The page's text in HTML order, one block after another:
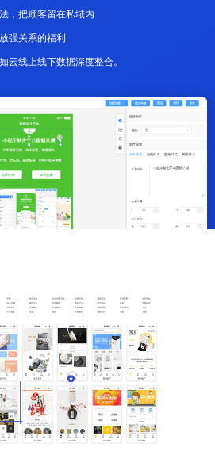
，把顾客留在私域内
强关系的福利
云线上线下数据深度整合。